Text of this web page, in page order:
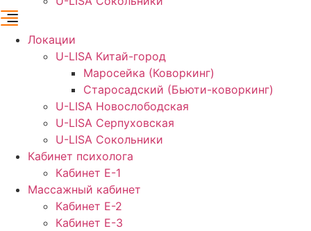
Локации
U-LISA Китай-город
Маросейка (Коворкинг)
Старосадский (Бьюти-коворкинг)
U-LISA Новослободская
U-LISA Серпуховская
U-LISA Сокольники
Кабинет психолога
Кабинет Е-1
Массажный кабинет
Кабинет Е-2
Кабинет Е-3